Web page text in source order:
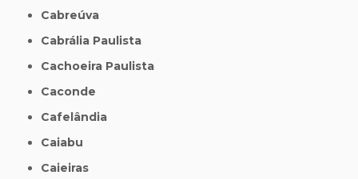
Cabreúva
Cabrália Paulista
Cachoeira Paulista
Caconde
Cafelândia
Caiabu
Caieiras